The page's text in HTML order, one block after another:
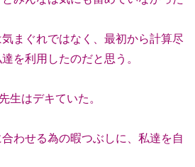
まぐれではなく、最初から計算尽
を利用したのだと思う。
生はデキていた。
わせる為の暇つぶしに、私達を自